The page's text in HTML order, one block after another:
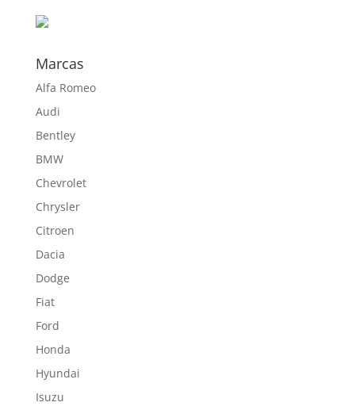
Marcas
Alfa Romeo
Audi
Bentley
BMW
Chevrolet
Chrysler
Citroen
Dacia
Dodge
Fiat
Ford
Honda
Hyundai
Isuzu